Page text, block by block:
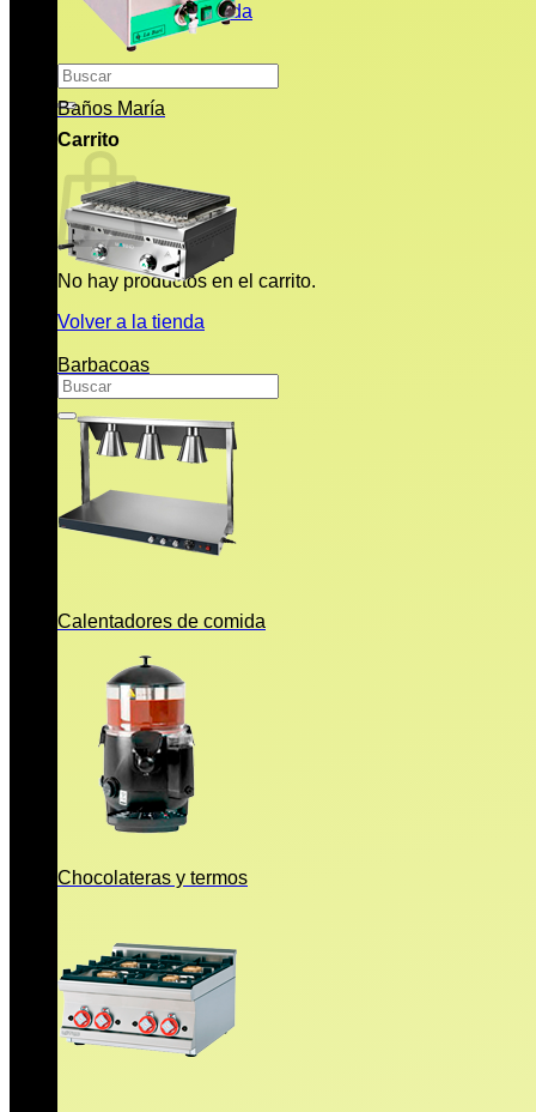
Volver a la tienda
Buscar
por:
Carrito
No hay productos en el carrito.
Volver a la tienda
Buscar
por:
Baños María
Barbacoas
Calentadores de comida
Chocolateras y termos